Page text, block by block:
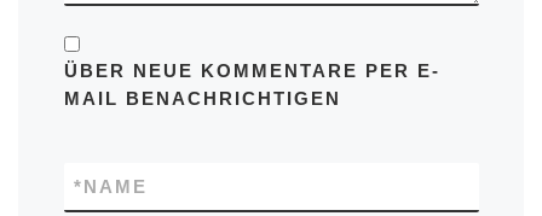
ÜBER NEUE KOMMENTARE PER E-
MAIL BENACHRICHTIGEN
NAME
*